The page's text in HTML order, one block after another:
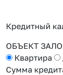
Кредитный
ОБЪЕКТ
Квартира
Сумма